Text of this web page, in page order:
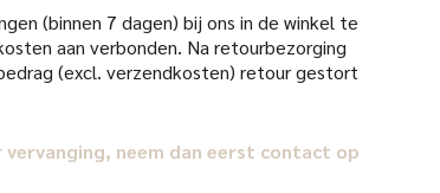
(binnen 7 dagen) bij ons in de winkel te
aan verbonden. Na retourbezorging
(excl. verzendkosten) retour gestort
neem dan eerst contact op